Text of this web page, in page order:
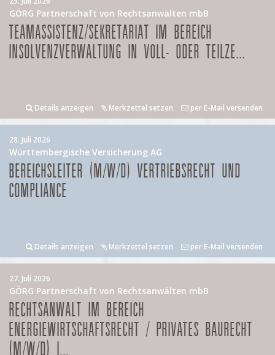
GÖRG Partnerschaft von Rechtsanwälten mbB
TEAMASSISTENZ/SEKRETARIAT IM BEREICH
INSOLVENZVERWALTUNG IN VOLL- ODER TEILZE...
Details anzeigen Merkzettel setzen per E-Mail versenden
28. Juli 2026
Württembergische Versicherung AG
BEREICHSLEITER (M/W/D) VERTRIEBSRECHT UND
COMPLIANCE
Details anzeigen Merkzettel setzen per E-Mail versenden
27. Juli 2026
GÖRG Partnerschaft von Rechtsanwälten mbB
RECHTSANWALT IM BEREICH
ENERGIEWIRTSCHAFTSRECHT / PRIVATES BAURECHT
(M/W/D) I...